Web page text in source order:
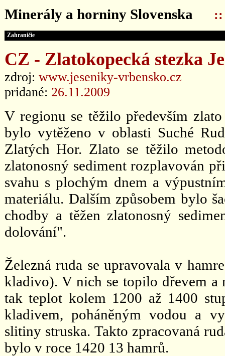
Minerály a horniny Slovenska ::
Zahraničie
CZ - Zlatokopecká stezka
zdroj: www.jeseniky-vrbensko.cz
pridané: 26.11.2009
V regionu se těžilo především
bylo vytěženo v oblasti Suché
Zlatých Hor. Zlato se těžilo
zlatonosný sediment rozplavován
svahu s plochým dnem a
materiálu. Dalším způsobem bylo
chodby a těžen zlatonosný
dolování".
Železná ruda se upravovala v
kladivo). V nich se topilo dřevem a
tak teplot kolem 1200 až 1400
kladivem, poháněným vodou a
slitiny struska. Takto zpracovaná
bylo v roce 1420 13 hamrů.